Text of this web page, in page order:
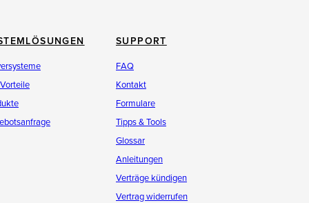
SUPPORT
FAQ
Kontakt
Formulare
Tipps & Tools
Glossar
Anleitungen
Verträge kündigen
Vertrag widerrufen